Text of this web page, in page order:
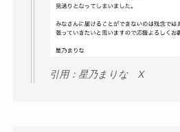
引用：星乃まりな X